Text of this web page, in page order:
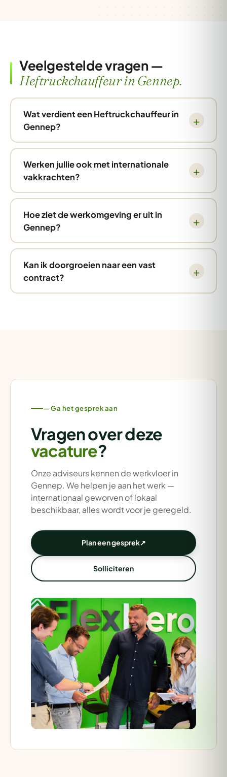
Veelgestelde vragen —
Heftruckchauffeur in Gennep.
Wat verdient een Heftruckchauffeur in
Gennep?
Werken jullie ook met internationale
vakkrachten?
Hoe ziet de werkomgeving er uit in
Gennep?
Kan ik doorgroeien naar een vast
contract?
— Ga het gesprek aan
Vragen over deze
vacature?
Onze adviseurs kennen de werkvloer in
Gennep. We helpen je aan het werk —
internationaal geworven of lokaal
beschikbaar, alles wordt voor je geregeld.
Plan een gesprek↗
Solliciteren